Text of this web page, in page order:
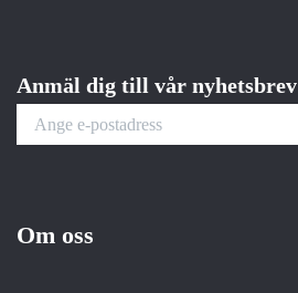
Anmäl dig till vår nyhetsbrev
Om oss